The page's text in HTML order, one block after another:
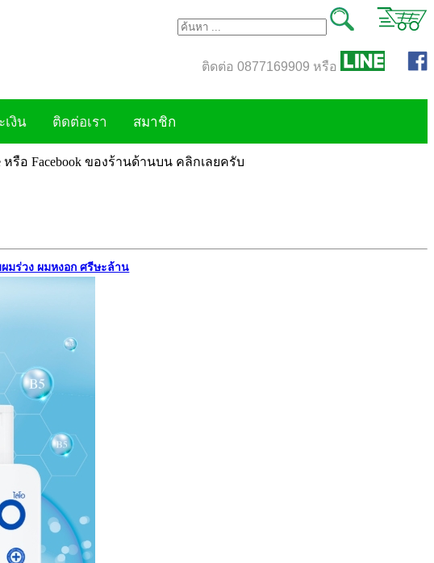
ติดต่อ 0877169909 หรือ
เงิน ติดต่อเรา สมาชิก
รือ Facebook ของร้านด้านบน คลิกเลยครับ
ผมร่วง ผมหงอก ศรีษะล้าน